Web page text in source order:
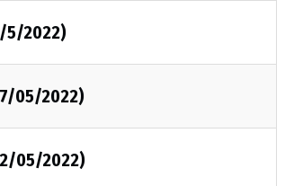
5/2022)
05/2022)
05/2022)